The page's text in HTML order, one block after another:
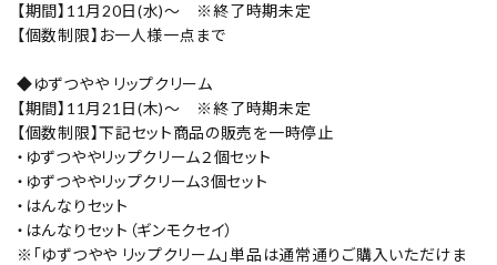
企業さま向け窓口
メディアさま向け窓口
店舗情報
【期間】11月20日(水)～ ※終了時期未定
【個数制限】お一人様一点まで
◆ゆずつやや リップクリーム
【期間】11月21日(木)～ ※終了時期未定
【個数制限】下記セット商品の販売を一時停止
・ゆずつややリップクリーム２個セット
・ゆずつややリップクリーム3個セット
・はんなりセット
・はんなりセット（ギンモクセイ）
※「ゆずつやや リップクリーム」単品は通常通りご購入いただけま